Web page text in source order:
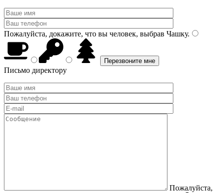
Пожалуйста, докажите, что вы человек, выбрав Чашку.
Письмо директору
Пожалуйста,